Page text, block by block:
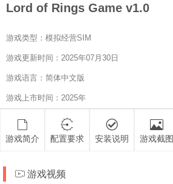
Lord of Rings Game v1.0
游戏类型：模拟经营SIM
游戏更新时间：2025年07月30日
游戏语言：简体中文版
游戏上市时间：2025年
游戏简介 配置要求 安装说明 游戏截图
游戏视频